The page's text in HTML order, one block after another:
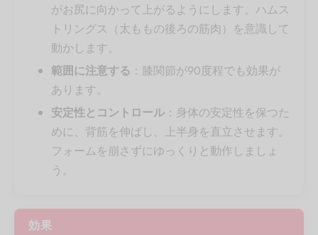
がお尻に向かって上がるようにします。ハムス
トリングス（太ももの後ろの筋肉）を意識して
動かします。
範囲に注意する ：膝関節が90度程でも効果が
あります。
安定性とコントロール：身体の安定性を保つた
めに、背筋を伸ばし、上半身を直立させます。
フォームを崩さずにゆっくりと動作しましょ
う。
効果